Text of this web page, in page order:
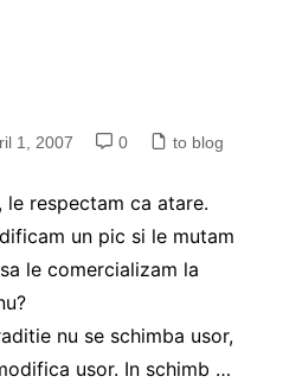
1, 2007 0 to blog
respectam ca atare.
un pic si le mutam
le comercializam la
nu se schimba usor,
usor. In schimb …